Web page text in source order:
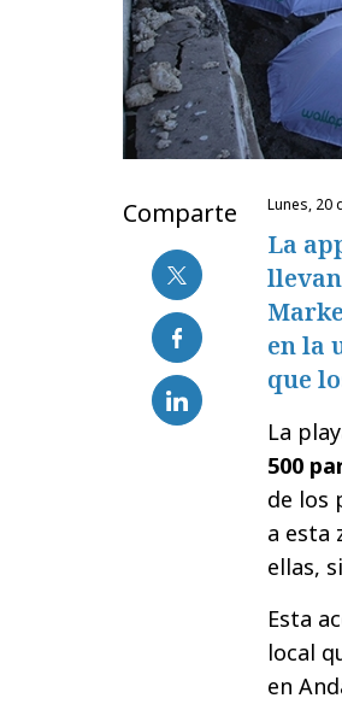
Comparte lunes, 20
La
en la
que
La
500
de los
a esta
ellas,
Esta
local
en